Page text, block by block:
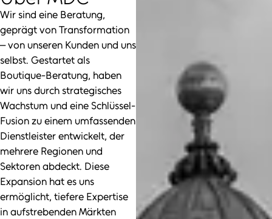
Wir sind eine Beratung,
geprägt von Transformation
– von unseren Kunden und uns
selbst. Gestartet als
Boutique-Beratung, haben
wir uns durch strategisches
Wachstum und eine Schlüssel-
Fusion zu einem umfassenden
Dienstleister entwickelt, der
mehrere Regionen und
Sektoren abdeckt. Diese
Expansion hat es uns
ermöglicht, tiefere Expertise
in aufstrebenden Märkten